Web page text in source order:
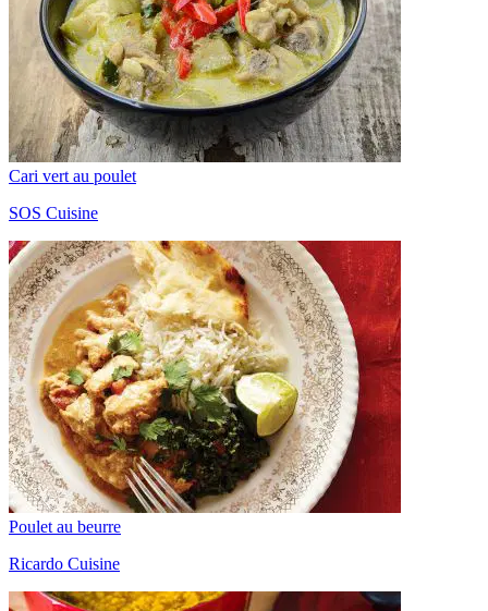
Cari vert au poulet
SOS Cuisine
Poulet au beurre
Ricardo Cuisine